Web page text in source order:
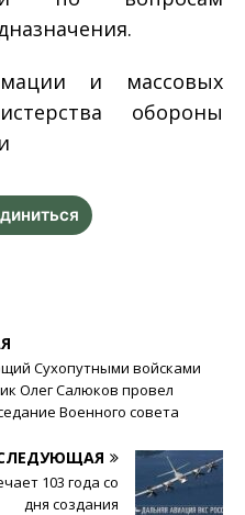
и массовых
обороны
Сухопутными войсками
Олег Салюков провел
Военного совета
103 года со
дня создания